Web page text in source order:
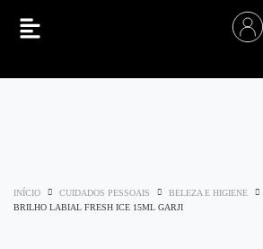
INÍCIO CUIDADOS PESSOAIS
BELEZA E HIGIENE
BRILHO LABIAL FRESH ICE 15ML GARJI